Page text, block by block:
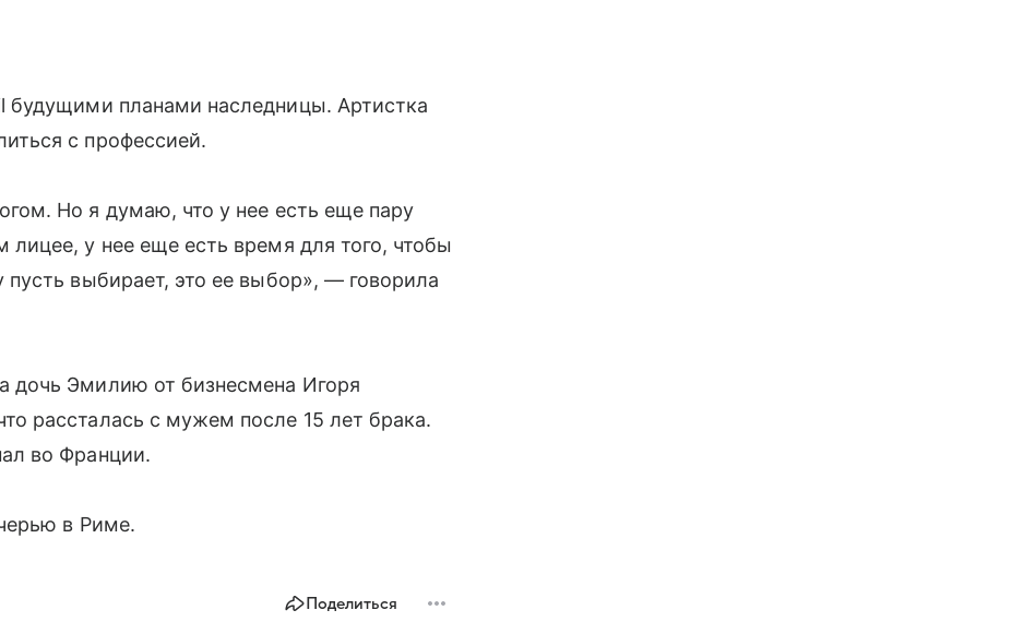
будущими планами наследницы. Артистка
с профессией.
Но я думаю, что у нее есть еще пару
у нее еще есть время для того, чтобы
выбирает, это ее выбор», — говорила
дочь Эмилию от бизнесмена Игоря
рассталась с мужем после 15 лет брака.
во Франции.
в Риме.
Поделиться